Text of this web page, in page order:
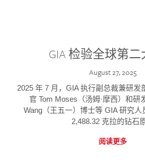
GIA 检验全球第
August 27, 2025
2025 年 7 月，GIA 执行副总裁兼研发
官 Tom Moses（汤姆·摩西）和研
Wang（王五一）博士等 GIA 研究人
2,488.32 克拉的钻石
阅读更多